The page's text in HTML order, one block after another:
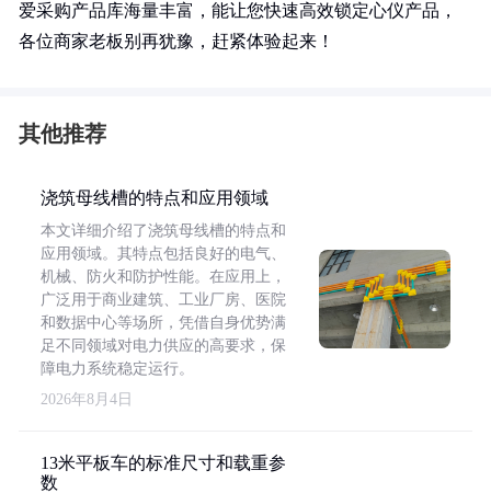
爱采购产品库海量丰富，能让您快速高效锁定心仪产品，
各位商家老板别再犹豫，赶紧体验起来！
其他推荐
浇筑母线槽的特点和应用领域
本文详细介绍了浇筑母线槽的特点和
应用领域。其特点包括良好的电气、
机械、防火和防护性能。在应用上，
广泛用于商业建筑、工业厂房、医院
和数据中心等场所，凭借自身优势满
足不同领域对电力供应的高要求，保
障电力系统稳定运行。
2026年8月4日
13米平板车的标准尺寸和载重参
数